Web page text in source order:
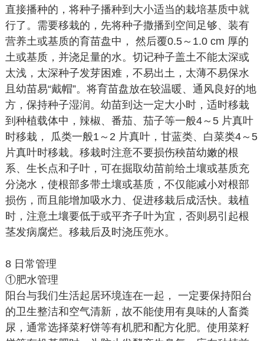
直接播种的，将种子播种到大小适当的栽培基质中就
行了。需要移栽的，先将种子撒播到空间足够、装有
营养土或基质的育苗盘中， 然后覆0.5～1.0 cm 厚的
土或基质，并浇足量的水。切记种子盖土不能太深或
太浅，太深种子发芽困难，不易出土，太薄不易保水
且幼苗易“戴帽”。将育苗盘放在较温暖、通风良好的地
方，保持种子湿润。幼苗到达一定大小时，适时移栽
到种植载体中，辣椒、番茄、茄子等一般4～5 片真叶
时移栽， 瓜类一般1～2 片真叶，甘蓝类、白菜类4～5
片真叶时移栽。移栽时注意不要损伤秧苗幼嫩的根
系、生长点和子叶，可在掘取幼苗前给土壤或基质充
分浇水，使根部多带土壤或基质，不仅能减小对根部
损伤，而且能增加吸水力、促进移栽后成活快。栽植
时，注意土壤要低于或平齐子叶为宜，否则易引起根
茎发病腐烂。移栽后及时浇压蔸水。
8 日常管理
①肥水管理
阳台与我们生活起居环境连在一起， 一定要保持阳台
的卫生整洁和空气清新，故不能使用有臭味的人畜粪
尿，通常选择菜籽饼等有机肥和配方化肥。使用菜籽